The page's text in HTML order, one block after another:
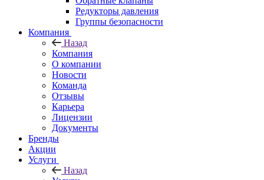
Редукторы давления
Группы безопасности
Компания
Назад
Компания
О компании
Новости
Команда
Отзывы
Карьера
Лицензии
Документы
Бренды
Акции
Услуги
Назад